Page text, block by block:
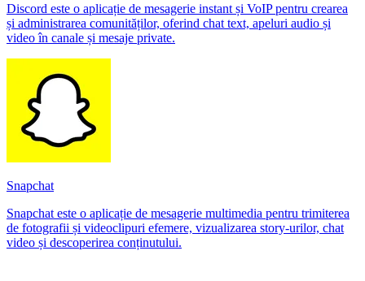
Discord este o aplicație de mesagerie instant și VoIP pentru crearea
și administrarea comunităților, oferind chat text, apeluri audio și
video în canale și mesaje private.
Snapchat
Snapchat este o aplicație de mesagerie multimedia pentru trimiterea
de fotografii și videoclipuri efemere, vizualizarea story-urilor, chat
video și descoperirea conținutului.